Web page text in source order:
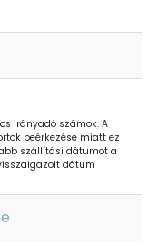
irányadó számok. A
beérkezése miatt ez
szállítási dátumot a
dátum